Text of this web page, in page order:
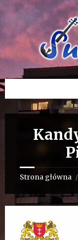
Przejdź
Przejdź
bocznego
Przejdź
Strona główna /